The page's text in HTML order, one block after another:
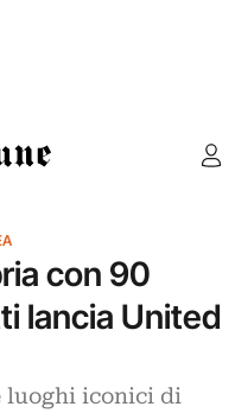
con 90
lancia United
luoghi iconici di